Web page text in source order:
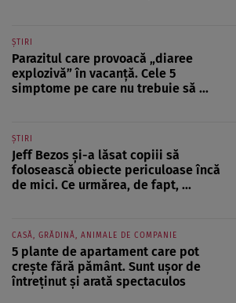
ȘTIRI
Parazitul care provoacă „diaree
explozivă” în vacanță. Cele 5
simptome pe care nu trebuie să ...
ȘTIRI
Jeff Bezos și-a lăsat copiii să
folosească obiecte periculoase încă
de mici. Ce urmărea, de fapt, ...
CASĂ, GRĂDINĂ, ANIMALE DE COMPANIE
5 plante de apartament care pot
crește fără pământ. Sunt ușor de
întreținut și arată spectaculos